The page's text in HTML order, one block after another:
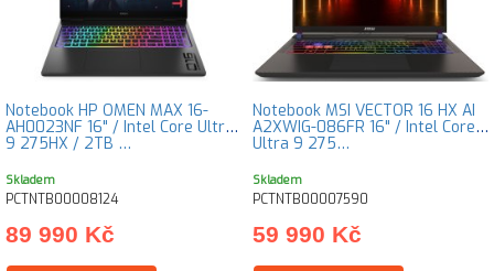
Notebook HP OMEN MAX 16-
AH0023NF 16" / Intel Core Ultra
9 275HX / 2TB …
Skladem
PCTNTB00008124
89 990 Kč
Notebook MSI VECTOR 16 HX AI
A2XWIG-086FR 16" / Intel Core
Ultra 9 275…
Skladem
PCTNTB00007590
59 990 Kč